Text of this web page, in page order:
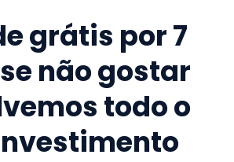
grátis por 7
não gostar
todo o